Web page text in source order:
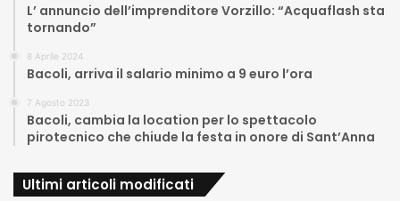
L’ annuncio dell’imprenditore Vorzillo: “Acquaflash sta
tornando”
8 Aprile 2024
Bacoli, arriva il salario minimo a 9 euro l’ora
7 Agosto 2023
Bacoli, cambia la location per lo spettacolo
pirotecnico che chiude la festa in onore di Sant’Anna
Ultimi articoli modificati